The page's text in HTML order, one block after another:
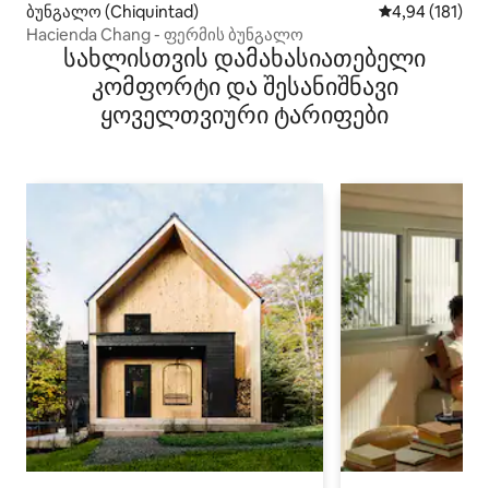
ბუნგალო (Chiquintad) საშუალო
4,94 (181)
Hacienda Chang - ფერმის ბუნგალო
სახლისთვის დამახასიათებელი
კომფორტი და შესანიშნავი
ყოველთვიური ტარიფები